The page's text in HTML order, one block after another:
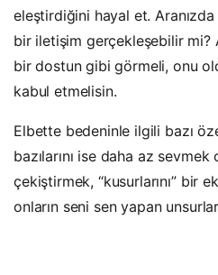
eleştirdiğini hayal et.
bir iletişim gerçekleşebilir mi?
bir dostun gibi görmeli, onu
kabul etmelisin.
Elbette bedeninle ilgili bazı
bazılarını ise daha az
çekiştirmek, “kusurlarını” bir
onların seni sen yapan